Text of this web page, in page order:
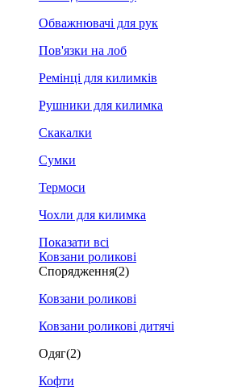
Обважнювачі для рук
Пов'язки на лоб
Ремінці для килимків
Рушники для килимка
Скакалки
Сумки
Термоси
Чохли для килимка
Показати всі
Ковзани роликові
Спорядження(2)
Ковзани роликові
Ковзани роликові дитячі
Одяг(2)
Кофти